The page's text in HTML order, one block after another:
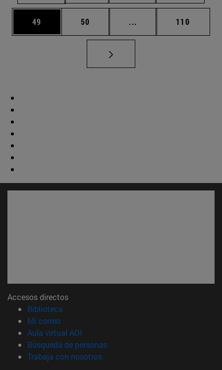
Página
49 Página
50 ... Páginas intermedias
Página
110
Accesos directos
Biblioteca
Mi correo(abre en nueva ventana)
Aula virtual ADI
Búsqueda de personas(abre en nueva ventana)
Trabaja con nosotros(abre en nueva ventana)